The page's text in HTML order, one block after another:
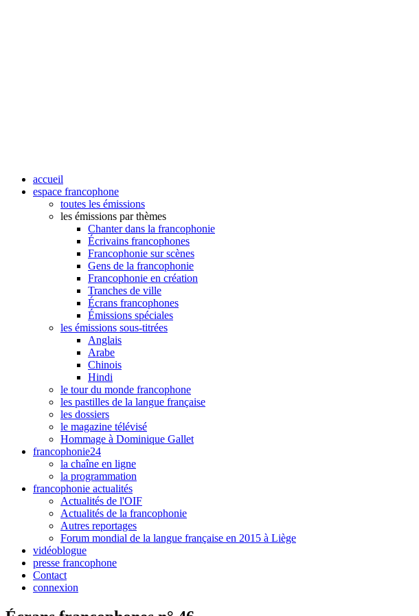
accueil
espace francophone
toutes les émissions
les émissions par thèmes
Chanter dans la francophonie
Écrivains francophones
Francophonie sur scènes
Gens de la francophonie
Francophonie en création
Tranches de ville
Écrans francophones
Émissions spéciales
les émissions sous-titrées
Anglais
Arabe
Chinois
Hindi
le tour du monde francophone
les pastilles de la langue française
les dossiers
le magazine télévisé
Hommage à Dominique Gallet
francophonie24
la chaîne en ligne
la programmation
francophonie actualités
Actualités de l'OIF
Actualités de la francophonie
Autres reportages
Forum mondial de la langue française en 2015 à Liège
vidéoblogue
presse francophone
Contact
connexion